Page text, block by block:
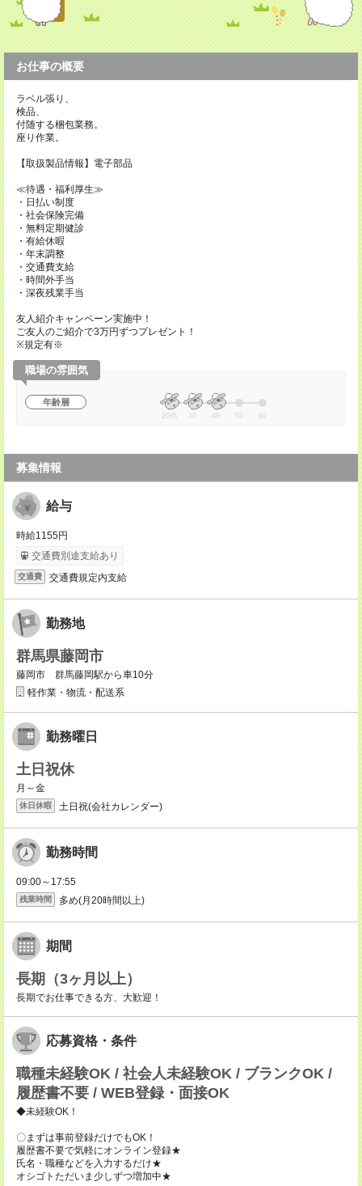
お仕事の概要
ラベル張り、
検品、
付随する梱包業務。
座り作業。
【取扱製品情報】電子部品
≪待遇・福利厚生≫
・日払い制度
・社会保険完備
・無料定期健診
・有給休暇
・年末調整
・交通費支給
・時間外手当
・深夜残業手当
友人紹介キャンペーン実施中！
ご友人のご紹介で3万円ずつプレゼント！
※規定有※
職場の雰囲気
年齢層
20代 30 40 50 60
募集情報
給与
時給1155円
交通費別途支給あり
交通費 交通費規定内支給
勤務地
群馬県藤岡市
藤岡市 群馬藤岡駅から車10分
軽作業・物流・配送系
勤務曜日
土日祝休
月～金
休日休暇 土日祝(会社カレンダー)
勤務時間
09:00～17:55
残業時間 多め(月20時間以上)
期間
長期（3ヶ月以上）
長期でお仕事できる方、大歓迎！
応募資格・条件
職種未経験OK / 社会人未経験OK / ブランクOK /
履歴書不要 / WEB登録・面接OK
◆未経験OK！
〇まずは事前登録だけでもOK！
履歴書不要で気軽にオンライン登録★
氏名・職種などを入力するだけ★
オシゴトただいま少しずつ増加中★